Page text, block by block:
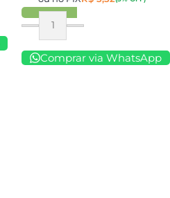
Comprar via WhatsApp